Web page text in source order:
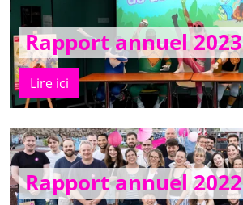
Rapport annuel 2023
Lire ici
Rapport annuel 2022